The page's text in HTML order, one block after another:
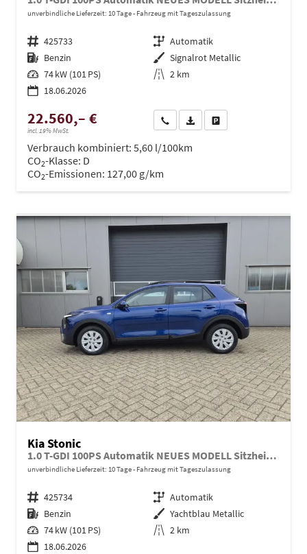
unverbindliche Lieferzeit: 10 Tage Fahrzeug mit Tageszulassung
Fahrzeugnr. 425733 Getriebe Automatik
Kraftstoff Benzin Außenfarbe Signalrot Metallic
Leistung 74 kW (101 PS) Kilometerstand 2 km
18.06.2026
22.560,– €
incl. 19% MwSt.
Wir rufen Sie anPDF-Datei, Fahrzeugexposé
Verbrauch kombiniert: 5,60 l/100km
CO2-Klasse: D
CO2-Emissionen: 127,00 g/km
Kia Stonic
1.0 T-GDI 100PS Automatik NEUES MODELL Sitzheizung Lenkradheizung PDC v+h Rückf.Kamera Klima Bluetooth Touchscreen Apple CarPlay Android Auto Tempomat
unverbindliche Lieferzeit: 10 Tage Fahrzeug mit Tageszulassung
Fahrzeugnr. 425734 Getriebe Automatik
Kraftstoff Benzin Außenfarbe Yachtblau Metallic
Leistung 74 kW (101 PS) Kilometerstand 2 km
18.06.2026